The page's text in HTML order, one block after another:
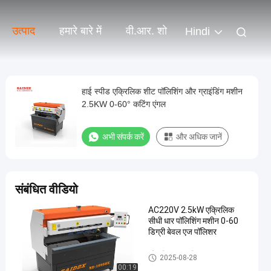
उत्पाद हमारे बारे में वी.आर. शो Hindi
हाई स्पीड एक्रिलिक शीट पॉलिशिंग और ग्राइंडिंग मशीन
2.5KW 0-60° कटिंग एंगल
अभी संपर्क करें और अधिक जानें
संबंधित वीडियो
00:19
AC220V 2.5kW एक्रिलिक
सीधी धार पॉलिशिंग मशीन 0-60
डिग्री बेवल एज पॉलिशर
एक्रिलिक एज पॉलिशर
2025-08-28